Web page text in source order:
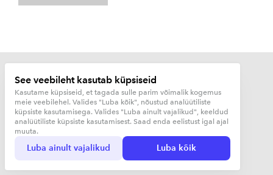
Kujunduskuurort OÜ
See veebileht kasutab küpsiseid
Kasutame küpsiseid, et tagada sulle parim võimalik kogemus
meie veebilehel. Valides "Luba kõik", nõustud analüütiliste
küpsiste kasutamisega. Valides "Luba ainult vajalikud", keeldud
analüütiliste küpsiste kasutamisest. Saad enda eelistust igal ajal
muuta.
Luba ainult vajalikud Luba kõik